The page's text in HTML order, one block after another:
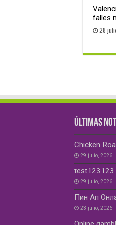
falles
28
ÚLTIMAS
Chicken
29 julio, 2026
test123123
29 julio, 2026
Пин Ап
23 julio, 2026